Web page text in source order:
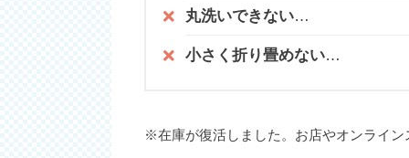
丸洗いできない…
小さく折り畳めない…
※在庫が復活しました。お店やオンライ